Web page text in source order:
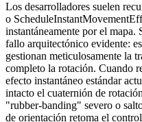
Los desarrolladores suelen
o
instantáneamente por el
fallo arquitectónico evidente:
gestionan meticulosamente la
completo la rotación. Cuando
efecto instantáneo estándar
intacto el cuaternión de
"rubber-banding" severo o
de orientación retoma el